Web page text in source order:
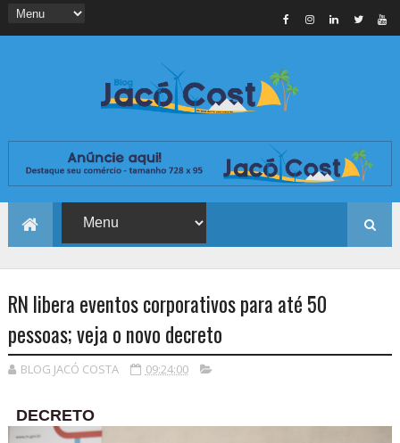
RN libera eventos corporativos para até 50
pessoas; veja o novo decreto
BLOG JACÓ COSTA 09:24:00
DECRETO